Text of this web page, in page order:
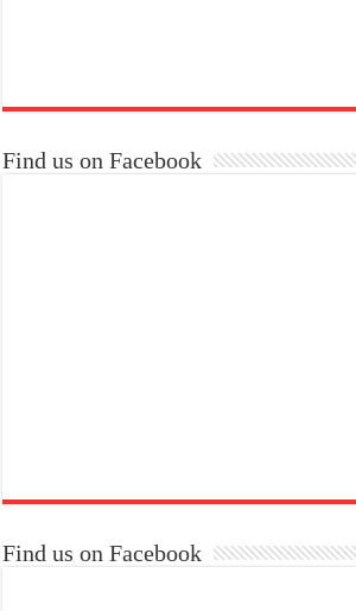
Find us on Facebook
Find us on Facebook